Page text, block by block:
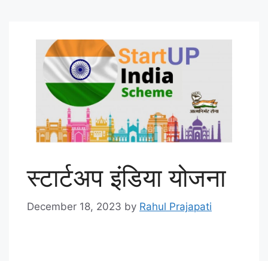
स्टार्टअप इंडिया योजना
December 18, 2023 by Rahul Prajapati